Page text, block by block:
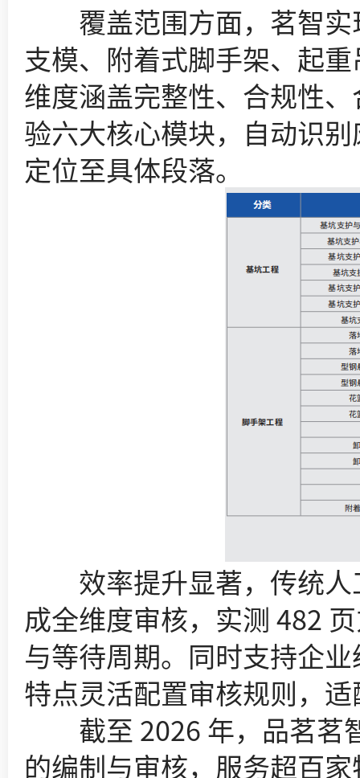
覆盖范围方面，茗智实
支模、附着式脚手架、起
维度涵盖完整性、合规性
验六大核心模块，自动识
定位至具体段落。
效率提升显著，传统人
成全维度审核，实测 482
与等待周期。同时支持企
特点灵活配置审核规则，
截至 2026 年，品茗茗
的编制与审核，服务超百